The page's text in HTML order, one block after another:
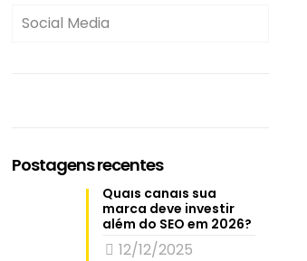
Social Media
Postagens recentes
Quais canais sua
marca deve investir
além do SEO em 2026?
12/12/2025